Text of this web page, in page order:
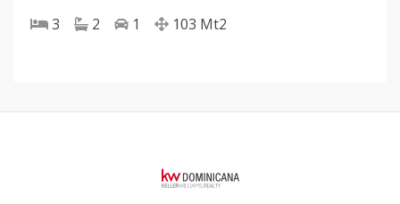
3 2 1 103 Mt2